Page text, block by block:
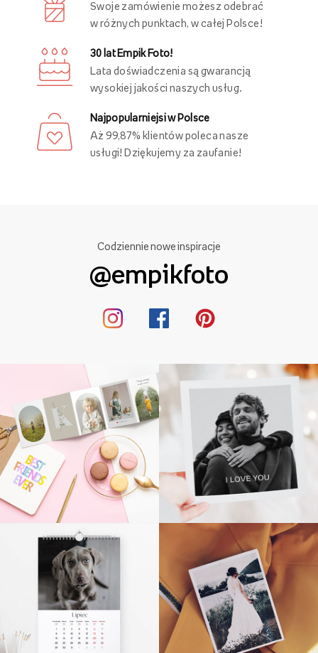
Swoje zamówienie możesz odebrać
w różnych punktach, w całej Polsce!
30 lat Empik Foto!
Lata doświadczenia są gwarancją
wysokiej jakości naszych usług.
Najpopularniejsi w Polsce
Aż 99,87% klientów poleca nasze
usługi! Dziękujemy za zaufanie!
Codziennie nowe inspiracje
@empikfoto